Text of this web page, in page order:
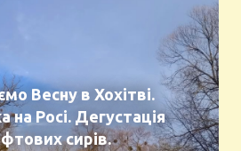
Весну в Хохітві.
на Росі. Дегустація
сирів.